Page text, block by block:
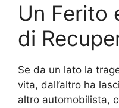
Un Ferito
di
Se da un lato la
vita, dall’altro ha
altro automobilista,